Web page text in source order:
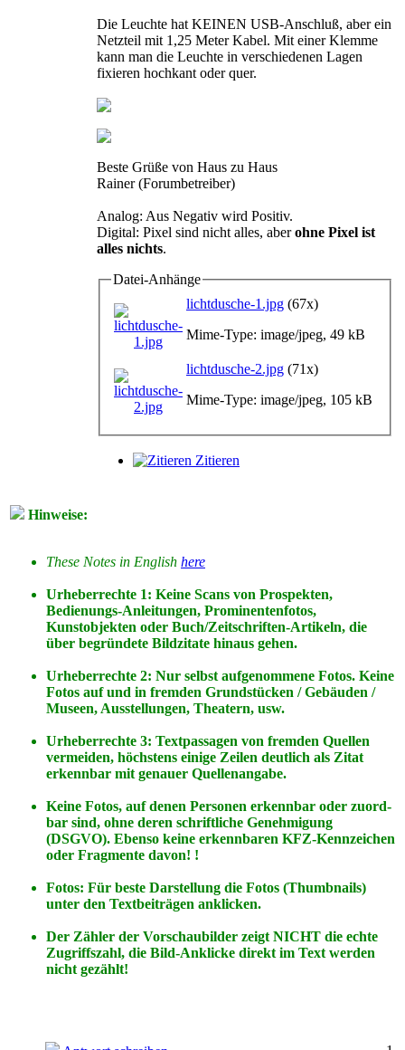
Die Leuchte hat KEINEN USB-Anschluß, aber ein
Netzteil mit 1,25 Meter Kabel. Mit einer Klemme
kann man die Leuchte in verschiedenen Lagen
fixieren hochkant oder quer.
Beste Grüße von Haus zu Haus
Rainer (Forumbetreiber)
Analog: Aus Negativ wird Positiv.
Digital: Pixel sind nicht alles, aberohne Pixel ist
alles nichts.
Datei-Anhänge
lichtdusche-1.jpg (67x)
Mime-Type: image/jpeg, 49 kB
lichtdusche-2.jpg (71x)
Mime-Type: image/jpeg, 105 kB
Zitieren
Hinweise:
These Notes in English here
Urheberrechte 1: Keine Scans von Prospekten,
Bedienungs-Anleitungen, Prominentenfotos,
Kunstobjekten oder Buch/Zeitschriften-Artikeln, die
über begründete Bildzitate hinaus gehen.
Urheberrechte 2: Nur selbst aufgenommene Fotos. Keine
Fotos aufund in fremden Grundstücken / Gebäuden /
Museen, Ausstellungen, Theatern, usw.
Urheberrechte 3: Textpassagen von fremden Quellen
vermeiden, höchstens einige Zeilen deutlich als Zitat
erkennbar mit genauer Quellenangabe.
Keine Fotos, auf denen Personen erkennbar oder zuord-
bar sind, ohne deren schriftliche Genehmigung
(DSGVO). Ebenso keine erkennbaren KFZ-Kennzeichen
oder Fragmente davon! !
Fotos: Für beste Darstellung die Fotos (Thumbnails)
unter den Textbeiträgen anklicken.
Der Zähler der Vorschaubilder zeigt NICHT die echte
Zugriffszahl, die Bild-Anklicke direkt im Text werden
nicht gezählt!